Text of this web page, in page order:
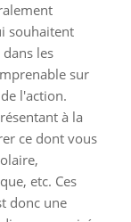
souhaitent
les
sur
l'action.
à la
ce dont vous
etc. Ces
donc une